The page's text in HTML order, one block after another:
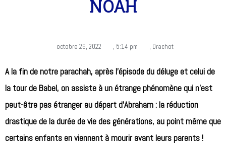
NOAH
octobre 26, 2022 , 5:14 pm , Drachot
A la fin de notre parachah, après l’épisode du déluge et celui de
la tour de Babel, on assiste à un étrange phénomène qui n’est
peut-être pas étranger au départ d’Abraham : la réduction
drastique de la durée de vie des générations, au point même que
certains enfants en viennent à mourir avant leurs parents !